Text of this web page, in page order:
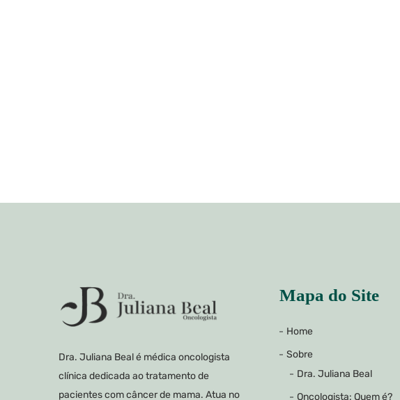
Dra. Juliana Beal é médica oncologista
clínica dedicada ao tratamento de
pacientes com câncer de mama. Atua no
Mapa do Site
Home
Sobre
Dra. Juliana Beal
Oncologista: Quem é?